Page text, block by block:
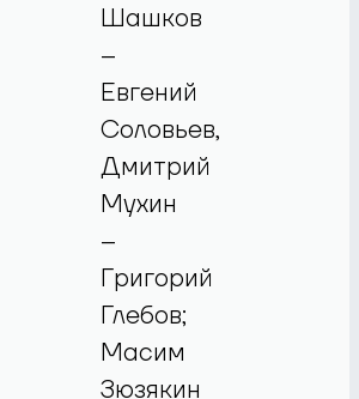
Шашков
–
Евгений
Соловьев,
Дмитрий
Мухин
–
Григорий
Глебов;
Масим
Зюзякин